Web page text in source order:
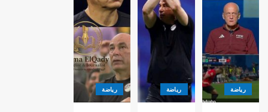
رياضة رياضة رياضة